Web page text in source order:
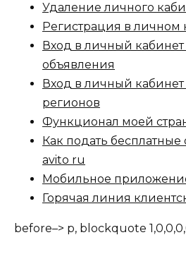
Удаление личного
Регистрация в личном
Вход в личный
объявления
Вход в личный
регионов
Функционал моей
Как подать
avito ru
Мобильное
Горячая линия
before–> p, blockquote